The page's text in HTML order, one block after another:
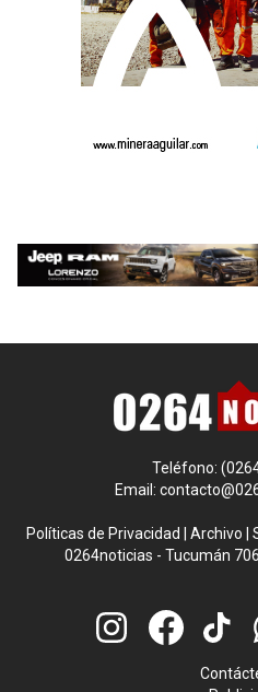
Teléfono:
Email:
Políticas de Privacidad |Archivo |
0264noticias - Tucumán